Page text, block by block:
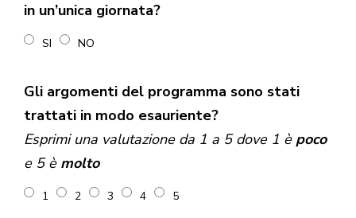
in un’unica giornata?
SI NO
Gli argomenti del programma sono stati
trattati in modo esauriente?
Esprimi una valutazione da 1 a 5 dove 1 è poco
e 5 è molto
1 2 3 4 5